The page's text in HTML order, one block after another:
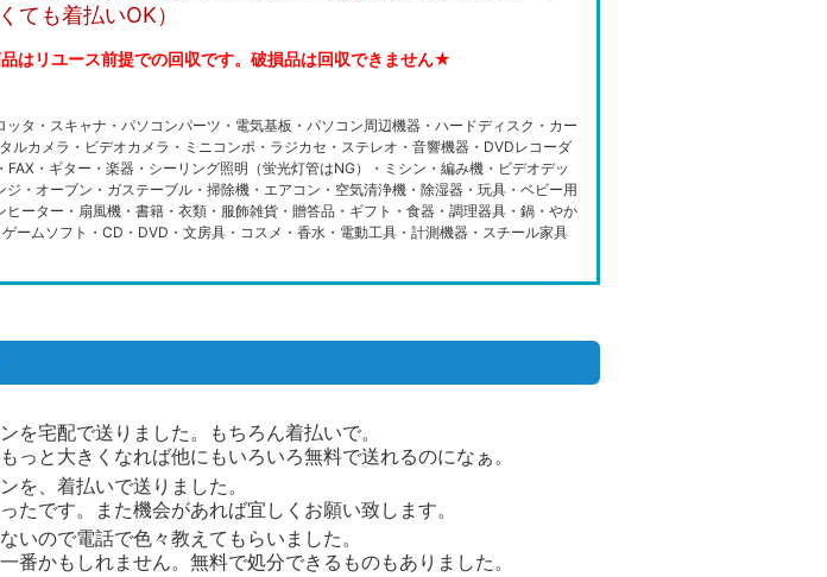
ても着払いOK）
はリユース前提での回収です。破損品は回収できません★
ッタ・スキャナ・パソコンパーツ・電気基板・パソコン周辺機器・ハードディスク・カー
ルカメラ・ビデオカメラ・ミニコンポ・ラジカセ・ステレオ・音響機器・DVDレコーダ
FAX・ギター・楽器・シーリング照明（蛍光灯管はNG）・ミシン・編み機・ビデオデッ
ジ・オーブン・ガステーブル・掃除機・エアコン・空気清浄機・除湿器・玩具・ベビー用
ーター・扇風機・書籍・衣類・服飾雑貨・贈答品・ギフト・食器・調理器具・鍋・やか
ームソフト・CD・DVD・文房具・コスメ・香水・電動工具・計測機器・スチール家具
を宅配で送りました。もちろん着払いで。
っと大きくなれば他にもいろいろ無料で送れるのになぁ。
を、着払いで送りました。
たです。また機会があれば宜しくお願い致します。
いので電話で色々教えてもらいました。
番かもしれません。無料で処分できるものもありました。